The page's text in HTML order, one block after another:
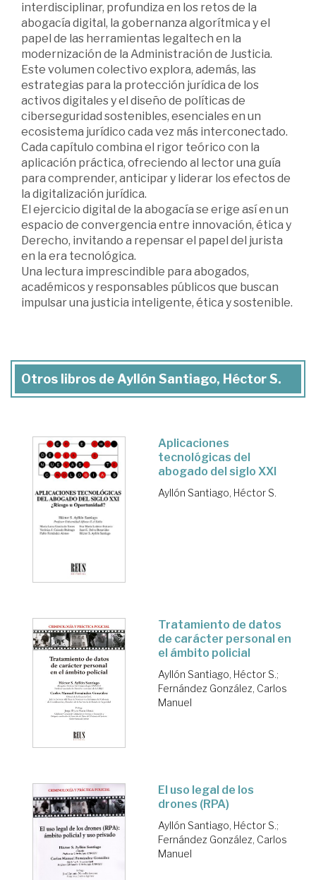
interdisciplinar, profundiza en los retos de la
abogacía digital, la gobernanza algorítmica y el
papel de las herramientas legaltech en la
modernización de la Administración de Justicia.
Este volumen colectivo explora, además, las
estrategias para la protección jurídica de los
activos digitales y el diseño de políticas de
ciberseguridad sostenibles, esenciales en un
ecosistema jurídico cada vez más interconectado.
Cada capítulo combina el rigor teórico con la
aplicación práctica, ofreciendo al lector una guía
para comprender, anticipar y liderar los efectos de
la digitalización jurídica.
El ejercicio digital de la abogacía se erige así en un
espacio de convergencia entre innovación, ética y
Derecho, invitando a repensar el papel del jurista
en la era tecnológica.
Una lectura imprescindible para abogados,
académicos y responsables públicos que buscan
impulsar una justicia inteligente, ética y sostenible.
Otros libros de Ayllón Santiago, Héctor S.
Aplicaciones
tecnológicas del
abogado del siglo XXI
Ayllón Santiago, Héctor S.
Tratamiento de datos
de carácter personal en
el ámbito policial
Ayllón Santiago, Héctor S.;
Fernández González, Carlos
Manuel
El uso legal de los
drones (RPA)
Ayllón Santiago, Héctor S.;
Fernández González, Carlos
Manuel